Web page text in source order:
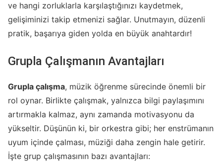
ve hangi zorluklarla karşılaştığınızı kaydetmek,
gelişiminizi takip etmenizi sağlar. Unutmayın, düzenli
pratik, başarıya giden yolda en büyük anahtardır!
Grupla Çalışmanın Avantajları
Grupla çalışma, müzik öğrenme sürecinde önemli bir
rol oynar. Birlikte çalışmak, yalnızca bilgi paylaşımını
artırmakla kalmaz, aynı zamanda motivasyonu da
yükseltir. Düşünün ki, bir orkestra gibi; her enstrümanın
uyum içinde çalması, müziği daha zengin hale getirir.
İşte grup çalışmasının bazı avantajları: